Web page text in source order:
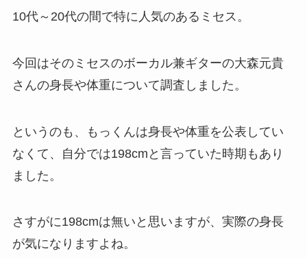
10代～20代の間で特に人気のあるミセス。
今回はそのミセスのボーカル兼ギターの大森元貴
さんの身長や体重について調査しました。
というのも、もっくんは身長や体重を公表してい
なくて、
自分では198cm と言っていた時期もあり
ました。
さすがに198cmは無いと思いますが、実際の身長
が気になりますよね。